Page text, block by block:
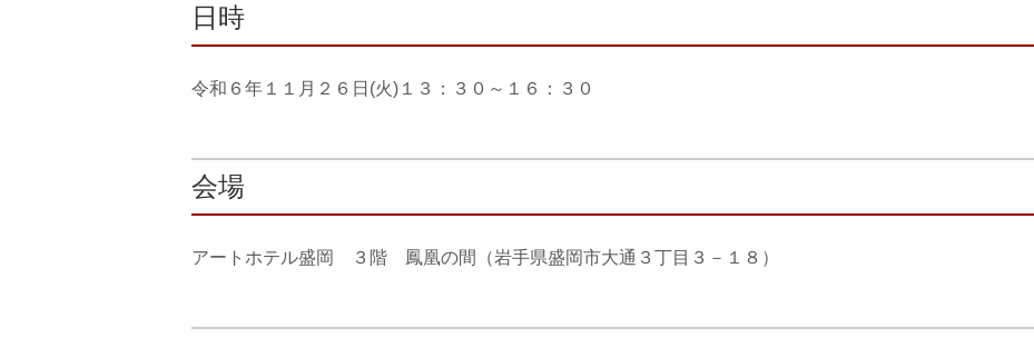
日時
令和６年１１月２６日(火)１３：３０～１６：３０
会場
アートホテル盛岡 ３階 鳳凰の間（岩手県盛岡市大通３丁目３－１８）